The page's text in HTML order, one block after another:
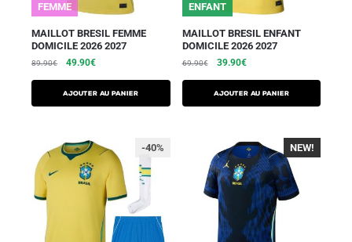
FEMME
MAILLOT BRESIL FEMME
DOMICILE 2026 2027
89.90€ 49.90€
AJOUTER AU PANIER
ENFANT
MAILLOT BRESIL ENFANT
DOMICILE 2026 2027
69.90€ 39.90€
AJOUTER AU PANIER
-40% -40%
NEW!